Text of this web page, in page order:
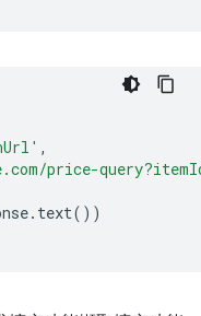
,
price-
. text())